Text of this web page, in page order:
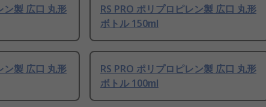
ン製 広口 丸形
RS PRO ポリプロピレン製 広口 丸形
ボトル 150ml
ン製 広口 丸形
RS PRO ポリプロピレン製 広口 丸形
ボトル 100ml